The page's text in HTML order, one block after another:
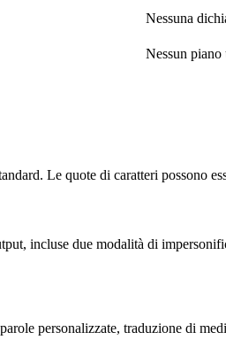
Nessuna
Nessun piano
Le quote di caratteri possono
incluse due modalità di
personalizzate, traduzione di